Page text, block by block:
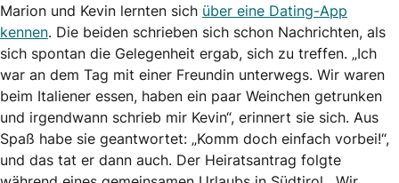
Marion und Kevin lernten sich über eine Dating-App
kennen. Die beiden schrieben sich schon Nachrichten, als
sich spontan die Gelegenheit ergab, sich zu treffen. „Ich
war an dem Tag mit einer Freundin unterwegs. Wir waren
beim Italiener essen, haben ein paar Weinchen getrunken
und irgendwann schrieb mir Kevin“, erinnert sie sich. Aus
Spaß habe sie geantwortet: „Komm doch einfach vorbei!“,
und das tat er dann auch. Der Heiratsantrag folgte